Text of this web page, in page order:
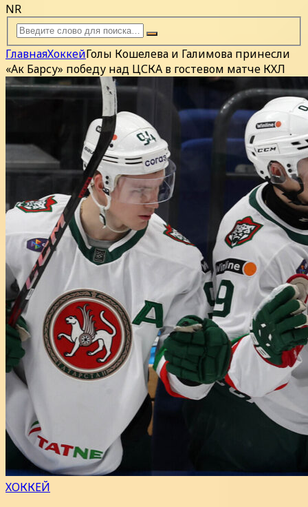
NR
ГлавнаяХоккейГолы Кошелева и Галимова принесли
«Ак Барсу» победу над ЦСКА в гостевом матче КХЛ
ХОККЕЙ